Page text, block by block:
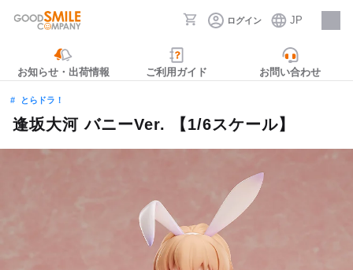
ログイン JP
採用情報
お知らせ・出荷情報 ご利用ガイド お問い合わせ
とらドラ！
逢坂大河 バニーVer. 【1/6スケール】